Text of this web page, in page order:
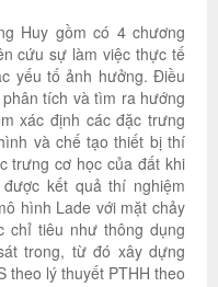
Huy gồm có 4 chương
cứu sự làm việc thực tế
yếu tố ảnh hưởng. Điều
tích và tìm ra hướng
xác định các đặc trưng
và chế tạo thiết bị thí
trưng cơ học của đất khi
kết quả thí nghiệm
hình Lade với mặt chảy
chỉ tiêu như thông dụng
trong, từ đó xây dựng
theo lý thuyết PTHH theo